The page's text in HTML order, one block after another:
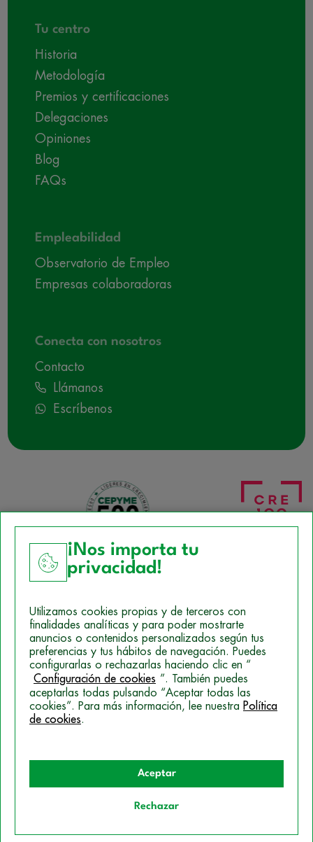
Tu centro
Historia
Metodología
Premios y certificaciones
Delegaciones
Opiniones
Blog
FAQs
Empleabilidad
Observatorio de Empleo
Empresas colaboradoras
Conecta con nosotros
Contacto
Llámanos
Escríbenos
Política de Cookies
Mapa del sitio
Politica de Privacidad
© 2026 Campus Training
¡Nos importa tu
privacidad!
Utilizamos cookies propias y de terceros con
finalidades analíticas y para poder mostrarte
anuncios o contenidos personalizados según tus
preferencias y tus hábitos de navegación. Puedes
configurarlas o rechazarlas haciendo clic en “
Configuración de cookies ”. También puedes
aceptarlas todas pulsando “Aceptar todas las
cookies”. Para más información, lee nuestra Política
de cookies.
Aceptar
Rechazar